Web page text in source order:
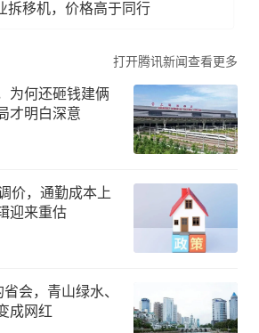
拆移机，价格高于同行
打开腾讯新闻查看更多
为何还砸钱建俩
才明白深意
价，通勤成本上
迎来重估
会，青山绿水、
成网红